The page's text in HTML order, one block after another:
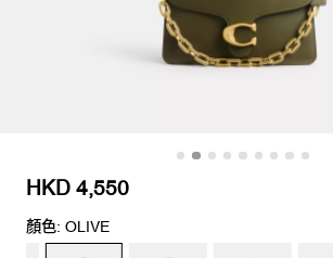
HKD 4,550
顏色: OLIVE